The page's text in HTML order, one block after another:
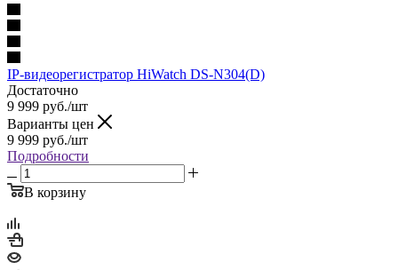
IP-видеорегистратор HiWatch DS-N304(D)
Достаточно
9 999 руб./шт
Варианты цен
9 999 руб./шт
Подробности
В корзину